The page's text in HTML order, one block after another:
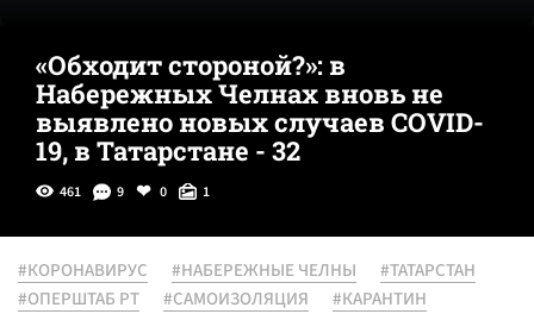
«Обходит стороной?»: в
Набережных Челнах вновь не
выявлено новых случаев COVID-
19, в Татарстане - 32
461 9 0 1
#КОРОНАВИРУС #НАБЕРЕЖНЫЕ ЧЕЛНЫ
#ТАТАРСТАН
#ОПЕРШТАБ РТ
#САМОИЗОЛЯЦИЯ #КАРАНТИН